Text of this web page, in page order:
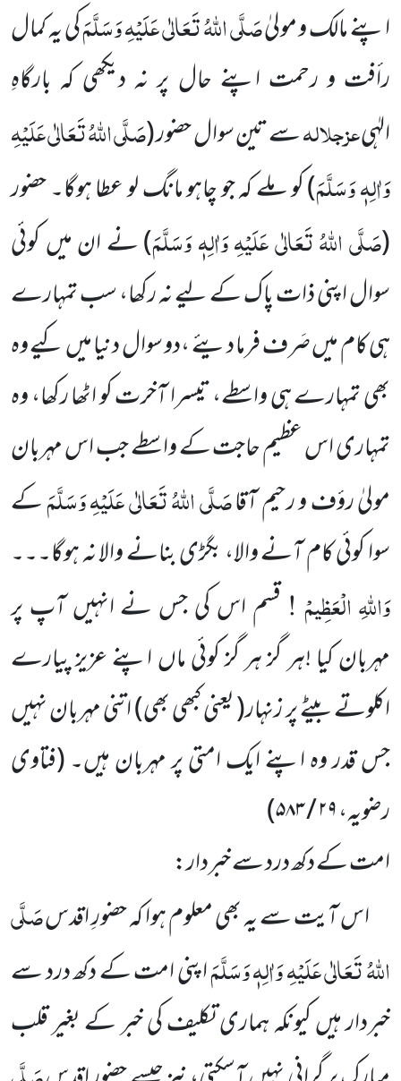
اپنے مالک و مولیٰصَلَّی اللہُ تَعَالٰی عَلَیْہِ وَسَلَّمَکی یہ کمال
رأفت و رحمت اپنے حال پر نہ دیکھی کہ بارگاہِ
الہٰیعزجلالہسے تین سوال حضور (صَلَّی اللہُ تَعَالٰی عَلَیْہِ
وَاٰلِہٖ وَسَلَّمَ) کو ملے کہ جو چاہو مانگ لو عطا ہوگا۔ حضور
(صَلَّی اللہُ تَعَالٰی عَلَیْہِ وَاٰلِہٖ وَسَلَّمَ) نے ان میں کوئی
سوال اپنی ذات پاک کے لیے نہ رکھا، سب تمہارے
ہی کام میں صَرف فرما دیئے ،دو سوال دنیا میں کیے وہ
بھی تمہارے ہی واسطے، تیسرا آخرت کو اٹھا رکھا، وہ
تمہاری اس عظیم حاجت کے واسطے جب اس مہربان
مولیٰ رؤف و رحیم آقاصَلَّی اللہُ تَعَالٰی عَلَیْہِ وَسَلَّمَکے
سوا کوئی کام آنے والا، بگڑی بنانے والا نہ ہوگا۔۔۔
وَاﷲِ الْعَظِیمْ ! قسم اس کی جس نے انہیں آپ پر
مہربان کیا !ہر گز ہر گز کوئی ماں اپنے عزیز پیارے
اکلوتے بیٹے پر زنہار( یعنی کبھی بھی)اتنی مہربان نہیں
جس قدر وہ اپنے ایک امتی پر مہربان ہیں۔(فتاوی
رضویہ،۲۹ / ۵۸۳
)
امت کے دکھ درد سے خبردار:
اس آیت سے یہ بھی معلوم ہوا کہ حضورِ اقدسصَلَّی
اللہُ تَعَالٰی عَلَیْہِ وَاٰلِہٖ وَسَلَّمَاپنی امت کے دکھ درد سے
خبردار ہیں کیونکہ ہماری تکلیف کی خبر کے بغیر قلب